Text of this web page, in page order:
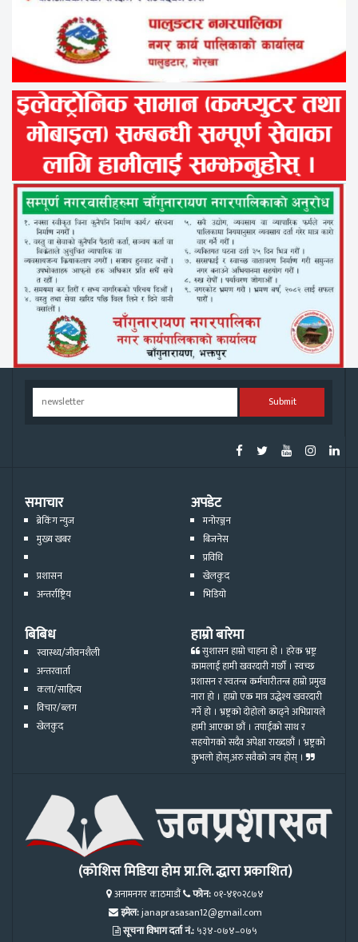
Submit
समाचार
ब्रेकिंग न्युज
मुख्य खबर
प्रशासन
अन्तर्राष्ट्रिय
अपडेट
मनोरञ्जन
बिजनेस
प्रविधि
खेलकुद
भिडियो
बिबिध
स्वास्थ्य/जीवनशैली
अन्तरवार्ता
कला/साहित्य
विचार/ब्लग
खेलकुद
हाम्रो बारेमा
सुशासन हाम्रो चाहना हो । हरेक भ्रष्ट्र
कामलाई हामी खवरदारी गर्छौ । स्वच्छ
प्रशासन र स्वतन्त्र कर्मचारीतन्त्र हाम्रो प्रमुख
नारा हो । हाम्रो एक मात्र उद्धेश्य खवरदारी
गर्ने हो । भ्रष्ट्रको दोहोलो काढ्ने अभिप्रायले
हामी आएका छौं । तपाईको साथ र
सहयोगको सदैव अपेक्षा राख्दछौं । भ्रष्ट्रको
कुभलो होस्,अरु सवैको जय होस् ।
(कोशिस मिडिया होम प्रा.लि. द्धारा प्रकाशित)
अनामनगर काठमाडौं फोन: ०१-४१०२८७४
इमेल:janaprasasan12@gmail.com
सूचना विभाग दर्ता नं.: ५३४-०७४–०७५